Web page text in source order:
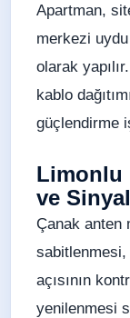
Apartman,
merkezi
olarak
kablo
güçlendirme
Limonlu
ve
Çanak anten
sabitlenmesi,
açısının
yenilenmesi